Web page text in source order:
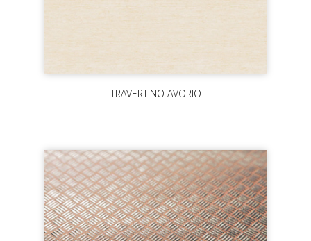
TRAVERTINO AVORIO